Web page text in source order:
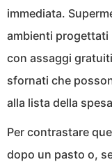
immediata.
ambienti
con assaggi
sfornati che
alla lista della
Per contrastare
dopo un pasto o,